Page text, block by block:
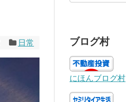
日常 ブログ村
にほんブログ村